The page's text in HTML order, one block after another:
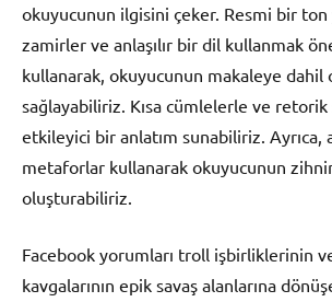
okuyucunun ilgisini çeker. Resmi bir
zamirler ve anlaşılır bir dil kullanmak
kullanarak, okuyucunun makaleye dahil
sağlayabiliriz. Kısa cümlelerle ve
etkileyici bir anlatım sunabiliriz. Ayrıca,
metaforlar kullanarak okuyucunun
oluşturabiliriz.
Facebook yorumları troll işbirliklerinin
kavgalarının epik savaş alanlarına